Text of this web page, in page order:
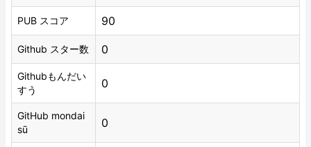
PUB スコア 90
Github スター数 0
Githubもんだい
すう
0
GitHub mondai
sū
0